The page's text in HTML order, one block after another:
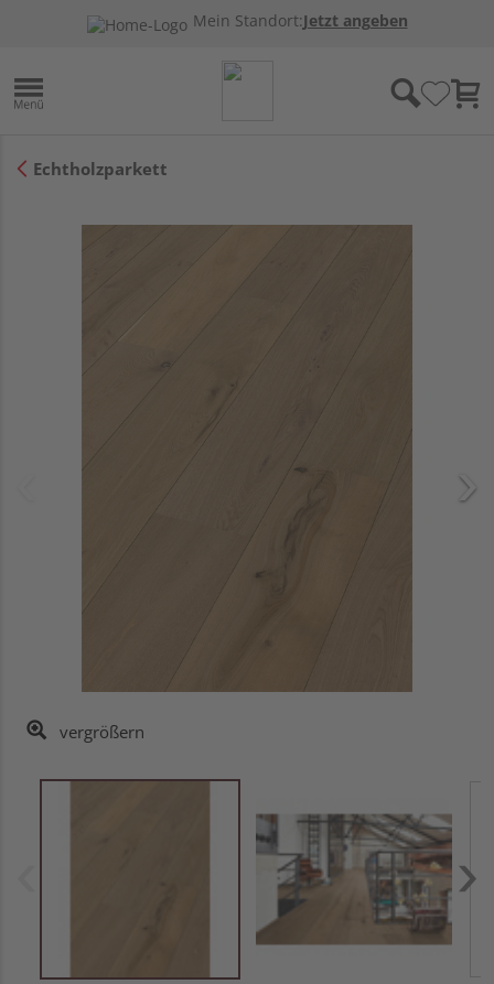
Mein Standort:Jetzt angeben
Echtholzparkett
vergrößern